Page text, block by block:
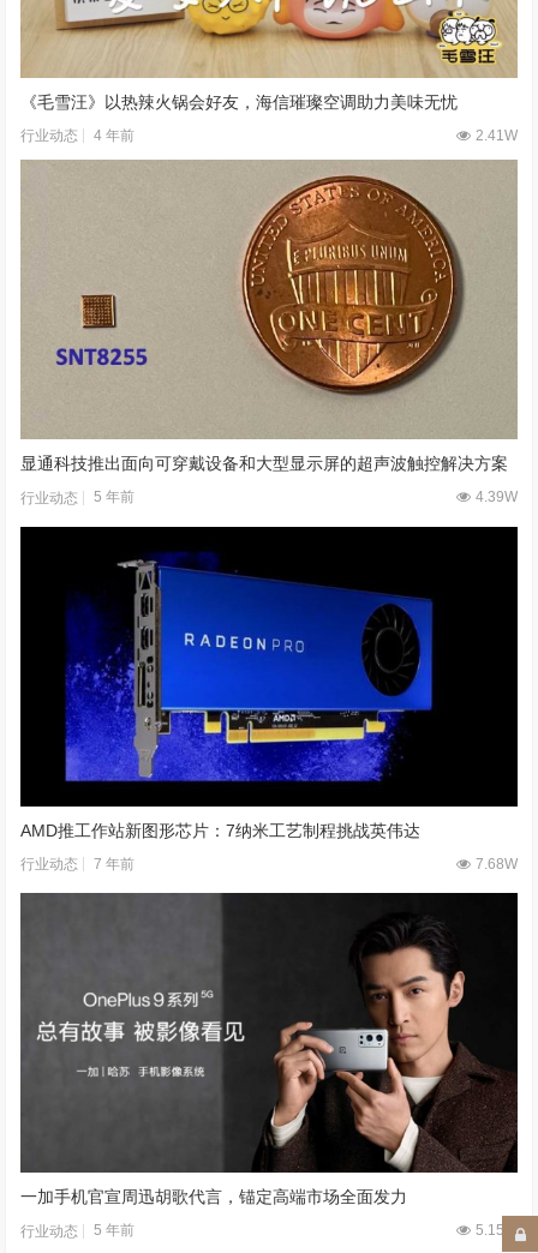
《毛雪汪》以热辣火锅会好友，海信璀璨空调助力美味无忧
行业动态 4 年前 2.41W
显通科技推出面向可穿戴设备和大型显示屏的超声波触控解决方案
行业动态 5 年前 4.39W
AMD推工作站新图形芯片：7纳米工艺制程挑战英伟达
行业动态 7 年前 7.68W
一加手机官宣周迅胡歌代言，锚定高端市场全面发力
行业动态 5 年前 5.15W